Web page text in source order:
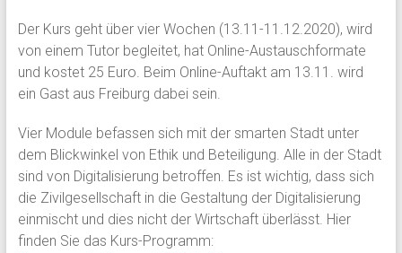
Der Kurs geht über vier Wochen (13.11-11.12.2020), wird
von einem Tutor begleitet, hat Online-Austauschformate
und kostet 25 Euro. Beim Online-Auftakt am 13.11. wird
ein Gast aus Freiburg dabei sein.
Vier Module befassen sich mit der smarten Stadt unter
dem Blickwinkel von Ethik und Beteiligung. Alle in der Stadt
sind von Digitalisierung betroffen. Es ist wichtig, dass sich
die Zivilgesellschaft in die Gestaltung der Digitalisierung
einmischt und dies nicht der Wirtschaft überlässt. Hier
finden Sie das Kurs-Programm: